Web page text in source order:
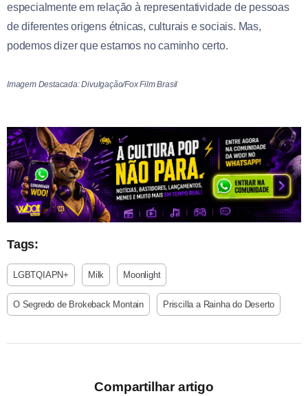
especialmente em relação à representatividade de pessoas
de diferentes origens étnicas, culturais e sociais. Mas,
podemos dizer que estamos no caminho certo.
Imagem Destacada: Divulgação/Fox Film Brasil
Tags:
LGBTQIAPN+ Milk Moonlight
O Segredo de Brokeback Montain Priscilla a Rainha do Deserto
Compartilhar artigo